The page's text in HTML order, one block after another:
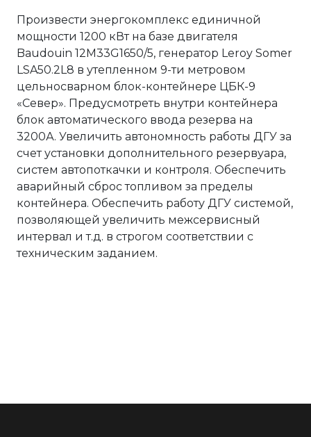
Произвести энергокомплекс единичной
мощности 1200 кВт на базе двигателя
Baudouin 12M33G1650/5, генератор Leroy Somer
LSA50.2L8 в утепленном 9-ти метровом
цельносварном блок-контейнере ЦБК-9
«Север». Предусмотреть внутри контейнера
блок автоматического ввода резерва на
3200А. Увеличить автономность работы ДГУ за
счет установки дополнительного резервуара,
систем автопоткачки и контроля. Обеспечить
аварийный сброс топливом за пределы
контейнера. Обеспечить работу ДГУ системой,
позволяющей увеличить межсервисный
интервал и т.д. в строгом соответствии с
техническим заданием.